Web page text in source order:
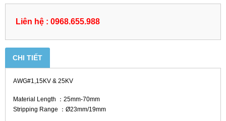
Liên hệ : 0968.655.988
CHI TIẾT
AWG#1,15KV & 25KV
Material Length ：25mm-70mm
Stripping Range ：Ø23mm/19mm